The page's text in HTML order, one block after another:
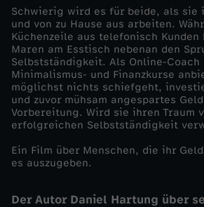
Schwierig wird es für beide, als sie
und von zu Hause aus arbeiten.
Küchenzeile aus telefonisch
Maren am Esstisch nebenan den
Selbstständigkeit. Als Online-Coach
Minimalismus- und Finanzkurse
möglichst nichts schiefgeht,
und zuvor mühsam angespartes
Vorbereitung. Wird sie ihren Traum
erfolgreichen Selbstständigkeit
Ein Film über Menschen, die ihr
es auszugeben.
Der Autor Daniel Hartung über